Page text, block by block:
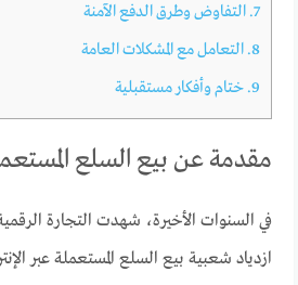
7. التفاوض وطرق الدفع الآمنة
8. التعامل مع المشكلات العامة
9. ختام وأفكار مستقبلية
مقدمة عن بيع السلع
في السنوات الأخيرة، شهدت التجارة
ازدياد شعبية بيع السلع المستعملة عبر